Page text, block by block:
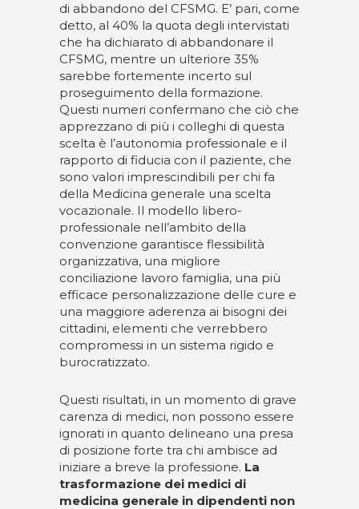
di abbandono del CFSMG. E’ pari, come
detto, al 40% la quota degli intervistati
che ha dichiarato di abbandonare il
CFSMG, mentre un ulteriore 35%
sarebbe fortemente incerto sul
proseguimento della formazione.
Questi numeri confermano che ciò che
apprezzano di più i colleghi di questa
scelta è l’autonomia professionale e il
rapporto di fiducia con il paziente, che
sono valori imprescindibili per chi fa
della Medicina generale una scelta
vocazionale. Il modello libero-
professionale nell’ambito della
convenzione garantisce flessibilità
organizzativa, una migliore
conciliazione lavoro famiglia, una più
efficace personalizzazione delle cure e
una maggiore aderenza ai bisogni dei
cittadini, elementi che verrebbero
compromessi in un sistema rigido e
burocratizzato.
Questi risultati, in un momento di grave
carenza di medici, non possono essere
ignorati in quanto delineano una presa
di posizione forte tra chi ambisce ad
iniziare a breve la professione. La
trasformazione dei medici di
medicina generale in dipendenti non